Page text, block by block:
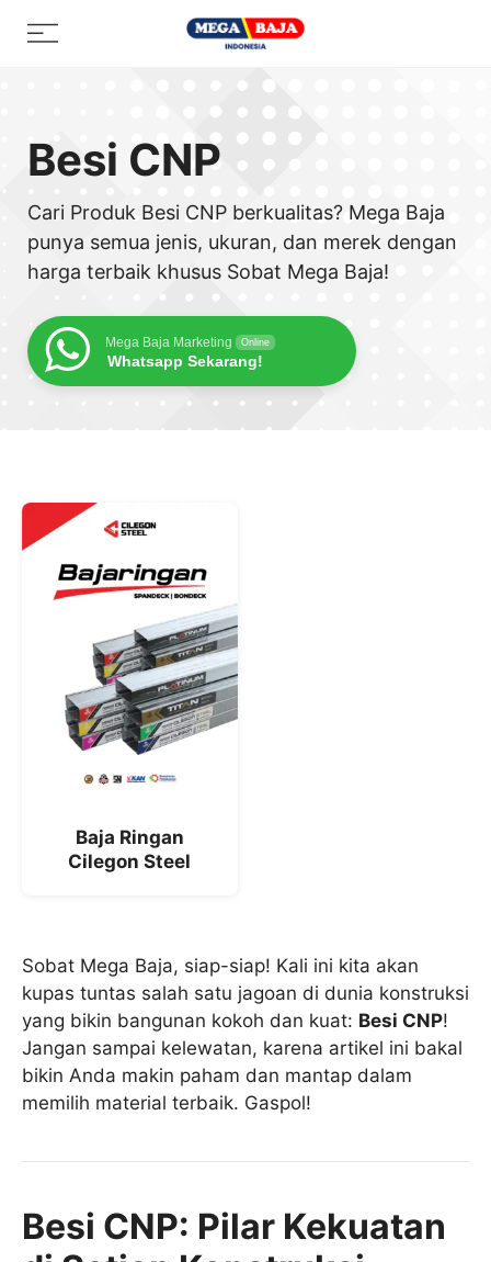
Menu
Besi CNP
Cari Produk Besi CNP berkualitas? Mega Baja
punya semua jenis, ukuran, dan merek dengan
harga terbaik khusus Sobat Mega Baja!
Mega Baja Marketing Online
Whatsapp Sekarang!
Baja Ringan
Cilegon Steel
Sobat Mega Baja, siap-siap! Kali ini kita akan
kupas tuntas salah satu jagoan di dunia konstruksi
yang bikin bangunan kokoh dan kuat: Besi CNP!
Jangan sampai kelewatan, karena artikel ini bakal
bikin Anda makin paham dan mantap dalam
memilih material terbaik. Gaspol!
Besi CNP: Pilar Kekuatan